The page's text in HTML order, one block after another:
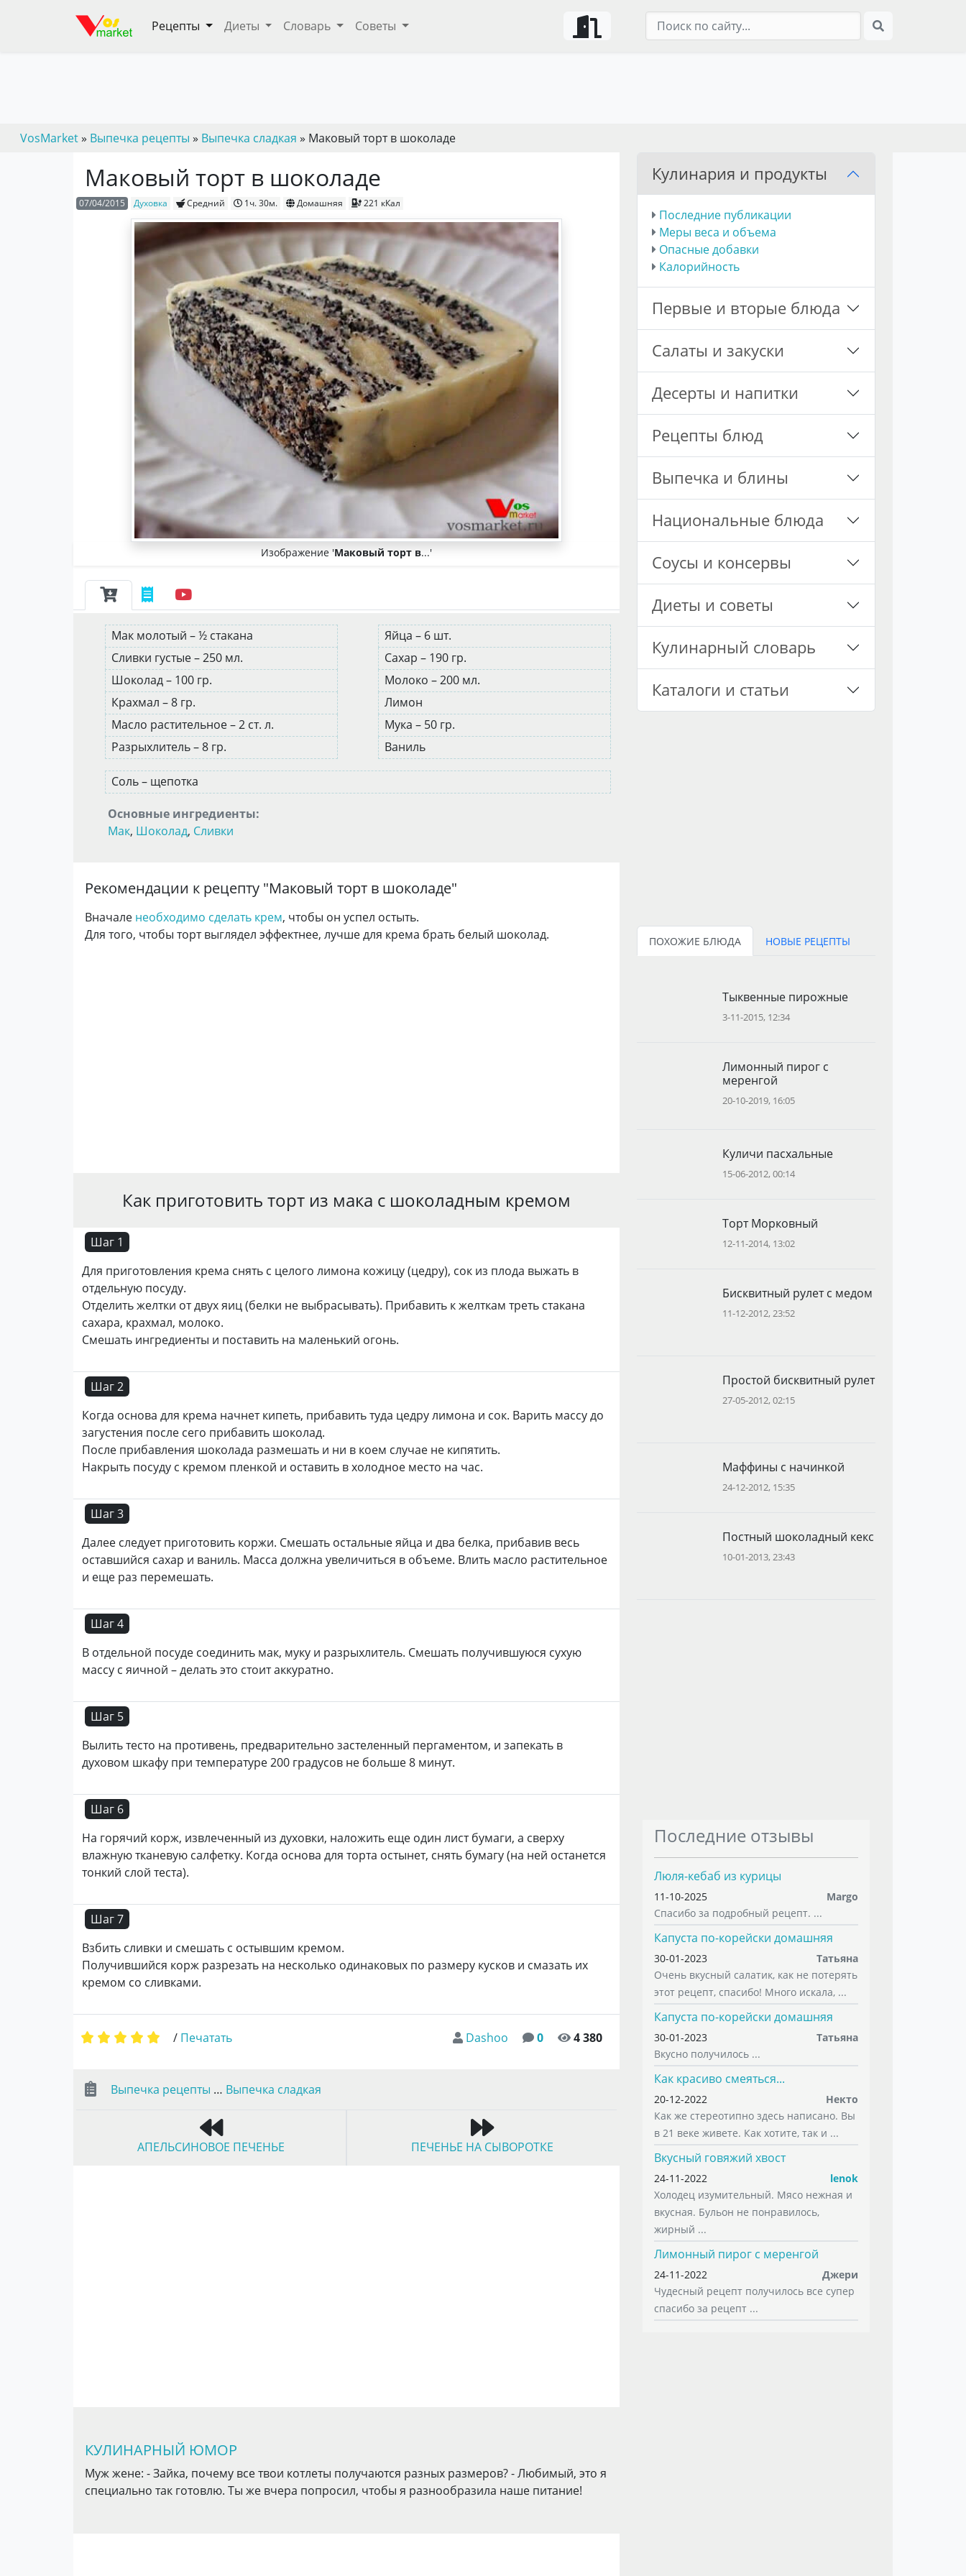
Рецепты Диеты Словарь Советы
VosMarket» Выпечка рецепты » Выпечка сладкая » Маковый торт в шоколаде
Маковый торт в шоколаде
07/04/2015 Духовка Средний 1ч. 30м. Домашняя 221 кКал
Изображение 'Маковый торт в...'
Мак молотый – ½ стакана
Сливки густые – 250 мл.
Шоколад – 100 гр.
Крахмал – 8 гр.
Масло растительное – 2 ст. л.
Разрыхлитель – 8 гр.
Яйца – 6 шт.
Сахар – 190 гр.
Молоко – 200 мл.
Лимон
Мука – 50 гр.
Ваниль
Соль – щепотка
Основные ингредиенты:
Мак, Шоколад, Сливки
Рекомендации к рецепту "Маковый торт в шоколаде"
Вначале необходимо сделать крем, чтобы он успел остыть.
Для того, чтобы торт выглядел эффектнее, лучше для крема брать белый шоколад.
Как приготовить торт из мака с шоколадным кремом
Шаг 1
Для приготовления крема снять с целого лимона кожицу (цедру), сок из плода выжать в
отдельную посуду.
Отделить желтки от двух яиц (белки не выбрасывать). Прибавить к желткам треть стакана
сахара, крахмал, молоко.
Смешать ингредиенты и поставить на маленький огонь.
Шаг 2
Когда основа для крема начнет кипеть, прибавить туда цедру лимона и сок. Варить массу до
загустения после сего прибавить шоколад.
После прибавления шоколада размешать и ни в коем случае не кипятить.
Накрыть посуду с кремом пленкой и оставить в холодное место на час.
Шаг 3
Далее следует приготовить коржи. Смешать остальные яйца и два белка, прибавив весь
оставшийся сахар и ваниль. Масса должна увеличиться в объеме. Влить масло растительное
и еще раз перемешать.
Шаг 4
В отдельной посуде соединить мак, муку и разрыхлитель. Смешать получившуюся сухую
массу с яичной – делать это стоит аккуратно.
Шаг 5
Вылить тесто на противень, предварительно застеленный пергаментом, и запекать в
духовом шкафу при температуре 200 градусов не больше 8 минут.
Шаг 6
На горячий корж, извлеченный из духовки, наложить еще один лист бумаги, а сверху
влажную тканевую салфетку. Когда основа для торта остынет, снять бумагу (на ней останется
тонкий слой теста).
Шаг 7
Взбить сливки и смешать с остывшим кремом.
Получившийся корж разрезать на несколько одинаковых по размеру кусков и смазать их
кремом со сливками.
Dashoo 0 4 380
/ Печатать
Выпечка рецепты … Выпечка сладкая
АПЕЛЬСИНОВОЕ ПЕЧЕНЬЕ ПЕЧЕНЬЕ НА СЫВОРОТКЕ
КУЛИНАРНЫЙ ЮМОР
Муж жене: - Зайка, почему все твои котлеты получаются разных размеров? - Любимый, это я
специально так готовлю. Ты же вчера попросил, чтобы я разнообразила наше питание!
Кулинария и продукты
Последние публикации
Меры веса и объема
Опасные добавки
Калорийность
Первые и вторые блюда
Салаты и закуски
Десерты и напитки
Рецепты блюд
Выпечка и блины
Национальные блюда
Соусы и консервы
Диеты и советы
Кулинарный словарь
Каталоги и статьи
ПОХОЖИЕ БЛЮДА НОВЫЕ РЕЦЕПТЫ
Тыквенные пирожные
3-11-2015, 12:34
Лимонный пирог с
меренгой
20-10-2019, 16:05
Куличи пасхальные
15-06-2012, 00:14
Торт Морковный
12-11-2014, 13:02
Бисквитный рулет с медом
11-12-2012, 23:52
Простой бисквитный рулет
27-05-2012, 02:15
Маффины с начинкой
24-12-2012, 15:35
Постный шоколадный кекс
10-01-2013, 23:43
Последние отзывы
Люля-кебаб из курицы
11-10-2025
Margo
Спасибо за подробный рецепт. ...
Капуста по-корейски домашняя
30-01-2023
Татьяна
Очень вкусный салатик, как не потерять
этот рецепт, спасибо! Много искала, ...
Капуста по-корейски домашняя
30-01-2023
Татьяна
Вкусно получилось ...
Как красиво смеяться...
20-12-2022
Некто
Как же стереотипно здесь написано. Вы
в 21 веке живете. Как хотите, так и ...
Вкусный говяжий хвост
24-11-2022
lenok
Холодец изумительный. Мясо нежная и
вкусная. Бульон не понравилось,
жирный ...
Лимонный пирог с меренгой
24-11-2022
Джери
Чудесный рецепт получилось все супер
спасибо за рецепт ...